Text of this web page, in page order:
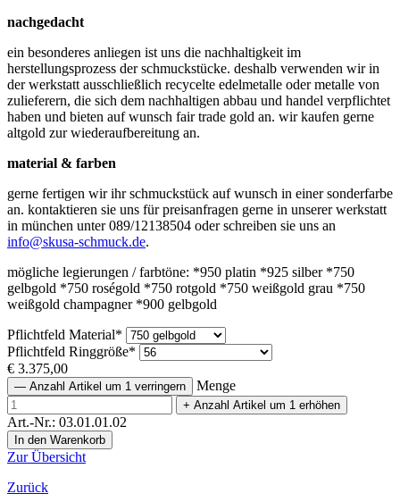
nachgedacht
ein besonderes anliegen ist uns die nachhaltigkeit im
herstellungsprozess der schmuckstücke. deshalb verwenden wir in
der werkstatt ausschließlich recycelte edelmetalle oder metalle von
zulieferern, die sich dem nachhaltigen abbau und handel verpflichtet
haben und bieten auf wunsch fair trade gold an. wir kaufen gerne
altgold zur wiederaufbereitung an.
material & farben
gerne fertigen wir ihr schmuckstück auf wunsch in einer sonderfarbe
an. kontaktieren sie uns für preisanfragen gerne in unserer werkstatt
in münchen unter 089/12138504 oder schreiben sie uns an
info@skusa-schmuck.de.
mögliche legierungen / farbtöne: *950 platin *925 silber *750
gelbgold *750 roségold *750 rotgold *750 weißgold grau *750
weißgold champagner *900 gelbgold
Pflichtfeld Material*
Pflichtfeld Ringgröße*
€ 3.375,00
— Anzahl Artikel um 1 verringern Menge
+ Anzahl Artikel um 1 erhöhen
Art.-Nr.: 03.01.01.02
Zur Übersicht
Zurück